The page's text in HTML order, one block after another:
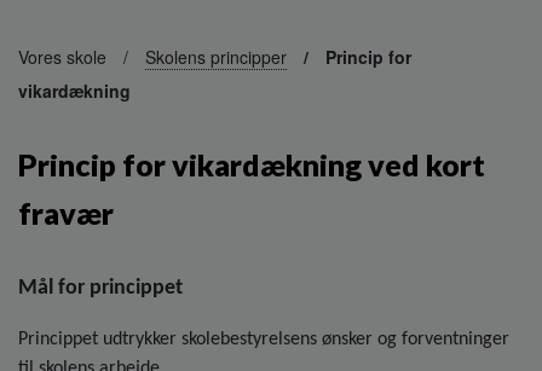
Vores skole Skolens principper
Princip for
vikardækning
Princip for vikardækning ved kort
fravær
Mål for princippet
Princippet udtrykker skolebestyrelsens ønsker og forventninger